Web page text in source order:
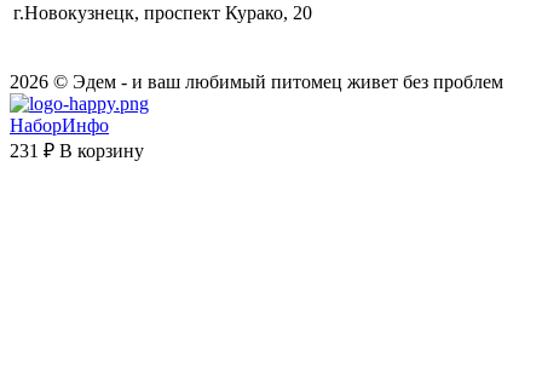
г.Новокузнецк, проспект Курако, 20
2026 © Эдем - и ваш любимый питомец живет без проблем
НаборИнфо
231 ₽ В корзину